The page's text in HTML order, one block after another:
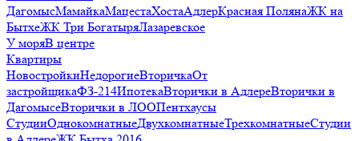
ДагомысМамайкаМацестаХостаАдлерКрасная ПолянаЖК на
БытхеЖК Три БогатыряЛазаревское
У моряВ центре
Квартиры
НовостройкиНедорогиеВторичкаОт
застройщикаФЗ-214ИпотекаВторички в АдлереВторички в
ДагомысеВторички в ЛООПентхаусы
СтудииОднокомнатныеДвухкомнатныеТрехкомнатныеСтудии